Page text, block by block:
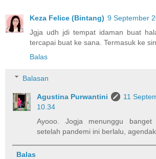
Keza Felice (Bintang) 9 September
Jgja udh jdi tempat idaman buat
tercapai buat ke sana. Termasuk ke
Balas
Balasan
Agustina Purwantini
11
10.34
Ayooo. Jogja menunggu
setelah pandemi ini berlalu,
Balas